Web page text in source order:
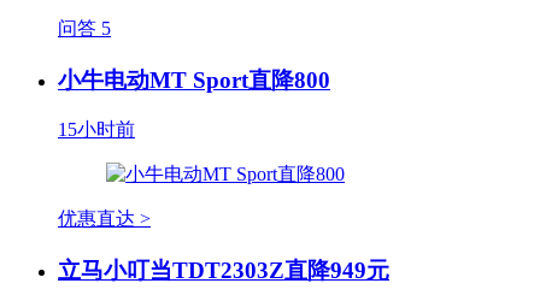
问答 5
小牛电动MT Sport直降800
15小时前
优惠直达 >
立马小叮当TDT2303Z直降949元